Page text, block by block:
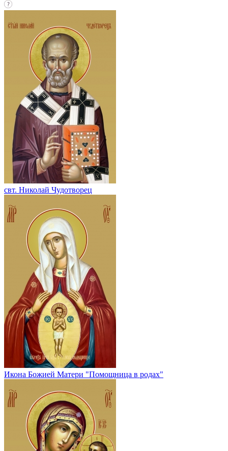
свт. Николай Чудотворец
Икона Божией Матери "Помощница в родах"